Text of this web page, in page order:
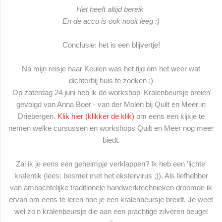
Het heeft altijd bereik
En de accu is ook nooit leeg :)
Conclusie: het is een blijvertje!
Na mijn reisje naar Keulen was het tijd om het weer wat
dichterbij huis te zoeken ;)
Op zaterdag 24 juni heb ik de workshop 'Kralenbeursje breien'
gevolgd van Anna Boer - van der Molen bij Quilt en Meer in
Driebergen. Klik hier (klikker de klik) om eens een kijkje te
nemen welke cursussen en workshops Quilt en Meer nog meer
biedt.
Zal ik je eens een geheimpje verklappen? Ik heb een 'lichte'
kralentik (lees: besmet met het ekstervirus ;)). Als liefhebber
van ambachtelijke traditionele handwerktechnieken droomde ik
ervan om eens te leren hoe je een kralenbeursje breidt. Je weet
wel zo'n kralenbeursje die aan een prachtige zilveren beugel